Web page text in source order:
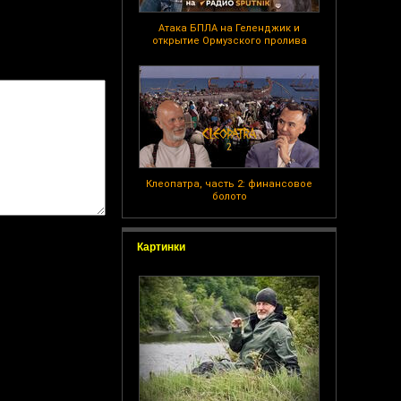
Атака БПЛА на Геленджик и
открытие Ормузского пролива
Клеопатра, часть 2: финансовое
болото
Картинки